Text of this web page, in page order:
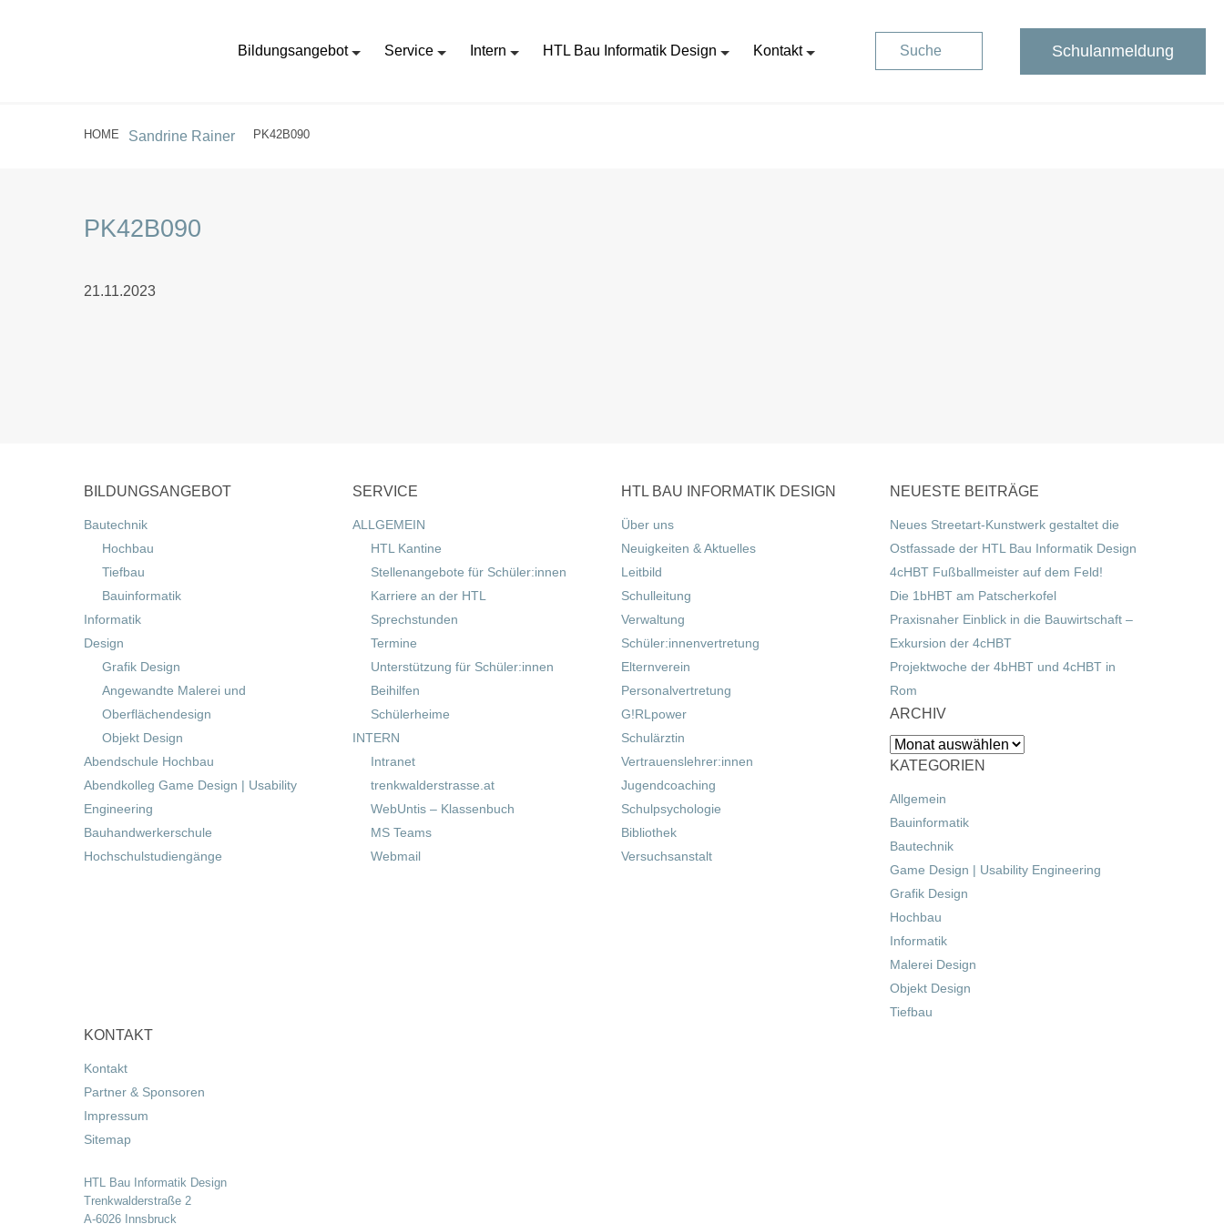
Bildungsangebot Service Intern HTL Bau Informatik Design Kontakt Suche Schulanmeldung
HOME Sandrine Rainer PK42B090
PK42B090
21.11.2023
BILDUNGSANGEBOT
Bautechnik
Hochbau
Tiefbau
Bauinformatik
Informatik
Design
Grafik Design
Angewandte Malerei und
Oberflächendesign
Objekt Design
Abendschule Hochbau
Abendkolleg Game Design | Usability
Engineering
Bauhandwerkerschule
Hochschulstudiengänge
SERVICE
ALLGEMEIN
HTL Kantine
Stellenangebote für Schüler:innen
Karriere an der HTL
Sprechstunden
Termine
Unterstützung für Schüler:innen
Beihilfen
Schülerheime
INTERN
Intranet
trenkwalderstrasse.at
WebUntis – Klassenbuch
MS Teams
Webmail
HTL BAU INFORMATIK DESIGN
Über uns
Neuigkeiten & Aktuelles
Leitbild
Schulleitung
Verwaltung
Schüler:innenvertretung
Elternverein
Personalvertretung
G!RLpower
Schulärztin
Vertrauenslehrer:innen
Jugendcoaching
Schulpsychologie
Bibliothek
Versuchsanstalt
NEUESTE BEITRÄGE
Neues Streetart-Kunstwerk gestaltet die
Ostfassade der HTL Bau Informatik Design
4cHBT Fußballmeister auf dem Feld!
Die 1bHBT am Patscherkofel
Praxisnaher Einblick in die Bauwirtschaft –
Exkursion der 4cHBT
Projektwoche der 4bHBT und 4cHBT in
Rom
ARCHIV
Archiv
KATEGORIEN
Allgemein
Bauinformatik
Bautechnik
Game Design | Usability Engineering
Grafik Design
Hochbau
Informatik
Malerei Design
Objekt Design
Tiefbau
KONTAKT
Kontakt
Partner & Sponsoren
Impressum
Sitemap
HTL Bau Informatik Design
Trenkwalderstraße 2
A-6026 Innsbruck